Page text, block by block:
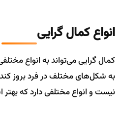
انواع کمال گرایی
کمال گرایی می‌تواند به انواع
به شکل‌های مختلف در فرد بروز
نیست و انواع مختلفی دارد که